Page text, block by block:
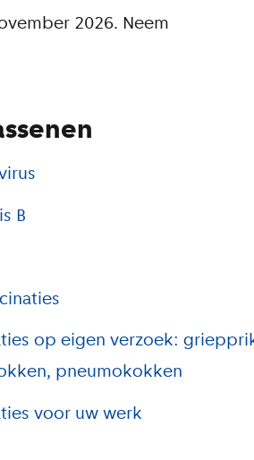
2026. Neem
B
op eigen verzoek:
pneumokokken
voor uw werk